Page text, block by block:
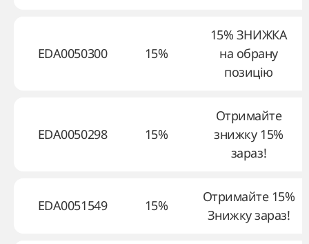
EDA0050300 15%
15% ЗНИЖКА
на обрану
позицію
EDA0050298 15%
Отримайте
знижку 15%
зараз!
EDA0051549 15%
Отримайте 15%
Знижку зараз!